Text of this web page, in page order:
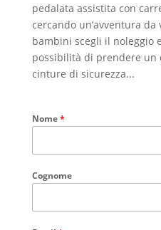
pedalata assistita con
cercando un’avventura
bambini scegli il noleggio
possibilità di prendere un
cinture di sicurezza...
Nome*
Cognome